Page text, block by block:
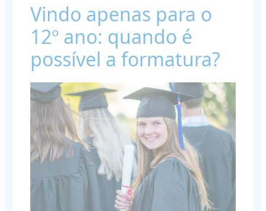
Vindo apenas para o
12º ano: quando é
possível a formatura?